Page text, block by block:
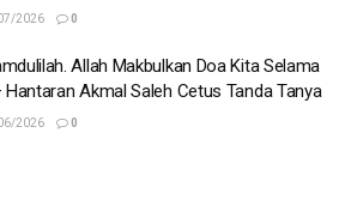
2026 0
Allah Makbulkan Doa Kita Selama
Hantaran Akmal Saleh Cetus Tanda Tanya
2026 0